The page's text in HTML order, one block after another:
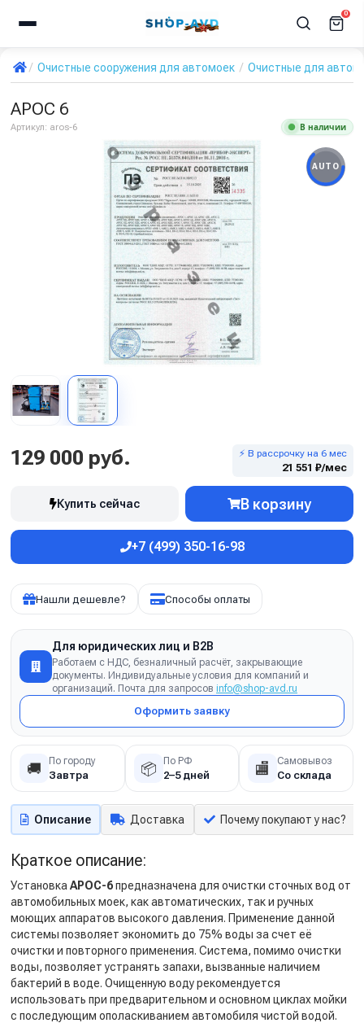
0
Очистные сооружения для автомоек Очистные для
АРОС 6
Артикул: aros-6 В наличии
AUTO
129 000 руб. ⚡ В рассрочку на 6 мес
21 551 ₽/мес
Купить сейчас В корзину
+7 (499) 350-16-98
Нашли дешевле? Способы оплаты
Для юридических лиц и B2B
Работаем с НДС, безналичный расчёт, закрывающие
документы. Индивидуальные условия для компаний и
организаций. Почта для запросов info@shop-avd.ru
Оформить заявку
🚚 По городу
Завтра 📦 По РФ
2–5 дней 🏬 Самовывоз
Со склада
Описание Доставка Почему покупают у нас?
Краткое описание:
Установка АРОС-6предназначена для очистки сточных вод от
автомобильных моек, как автоматических, так и ручных
моющих аппаратов высокого давления. Применение данной
системы позволяет экономить до 75% воды за счет её
очистки и повторного применения. Система, помимо очистки
воды, позволяет устранять запахи, вызванные наличием
бактерий в воде. Очищенную воду рекомендуется
использовать при предварительном и основном циклах мойки
с последующим ополаскиванием автомобиля чистой водой.